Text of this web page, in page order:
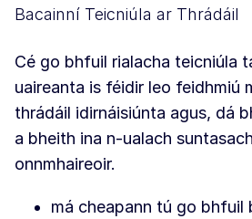
Bacainní Teicniúla ar Thrádáil
Cé go bhfuil rialacha teicniúla
uaireanta is féidir leo feidhmiú
thrádáil idirnáisiúnta agus, dá
a bheith ina n-ualach
onnmhaireoir.
má cheapann tú go bhfuil